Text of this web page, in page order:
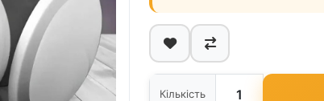
Кількість